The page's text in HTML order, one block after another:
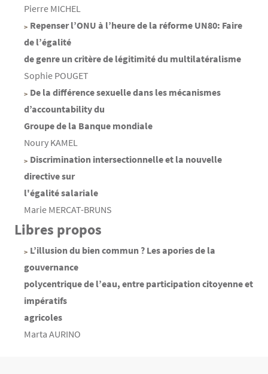
Pierre MICHEL
Repenser l’ONU à l’heure de la réforme UN80: Faire
de l’égalité
de genre un critère de légitimité du multilatéralisme
Sophie POUGET
De la différence sexuelle dans les mécanismes
d’accountability du
Groupe de la Banque mondiale
Noury KAMEL
Discrimination intersectionnelle et la nouvelle
directive sur
l'égalité salariale
Marie MERCAT-BRUNS
Libres propos
L’illusion du bien commun ? Les apories de la
gouvernance
polycentrique de l’eau, entre participation citoyenne et
impératifs
agricoles
Marta AURINO